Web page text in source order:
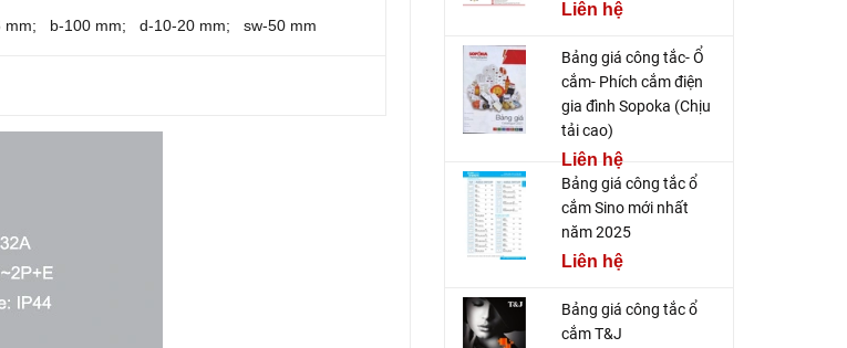
mm; b-100 mm; d-10-20 mm; sw-50 mm
Liên hệ
Bảng giá công tắc- Ổ
cắm- Phích cắm điện
gia đình Sopoka (Chịu
tải cao)
Liên hệ
Bảng giá công tắc ổ
cắm Sino mới nhất
năm 2025
Liên hệ
Bảng giá công tắc ổ
cắm T&J